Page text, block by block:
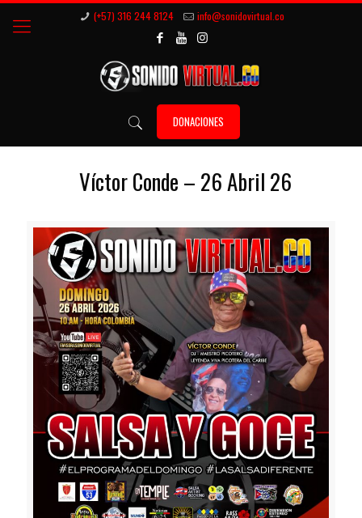
(+57) 316 244 8124 info@sonidovirtual.co
DONACIONES
Víctor Conde – 26 Abril 26